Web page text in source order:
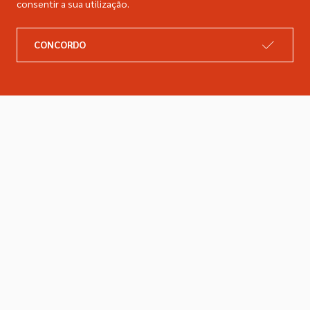
Catálogo
consentir a sua utilização.
CONCORDO